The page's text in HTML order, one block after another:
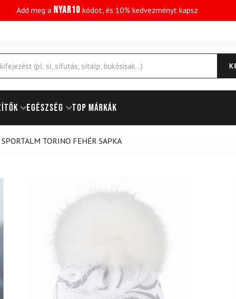
Add meg a NYAR10 kódot, és 10% kedvezményt kapsz
EGÉSZSÉG Top márkák
SPORTALM TORINO FEHÉR SAPKA